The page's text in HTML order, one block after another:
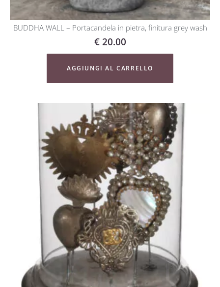
BUDDHA WALL – Portacandela in pietra, finitura grey wash
€20.00
AGGIUNGI AL CARRELLO